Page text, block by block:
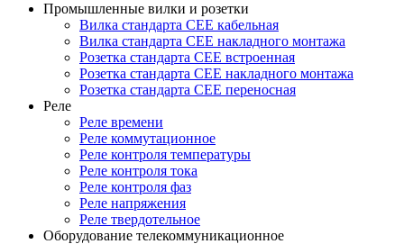
Промышленные вилки и розетки
Вилка стандарта CEE кабельная
Вилка стандарта CEE накладного монтажа
Розетка стандарта CEE встроенная
Розетка стандарта СЕЕ накладного монтажа
Розетка стандарта СЕЕ переносная
Реле
Реле времени
Реле коммутационное
Реле контроля температуры
Реле контроля тока
Реле контроля фаз
Реле напряжения
Реле твердотельное
Оборудование телекоммуникационное